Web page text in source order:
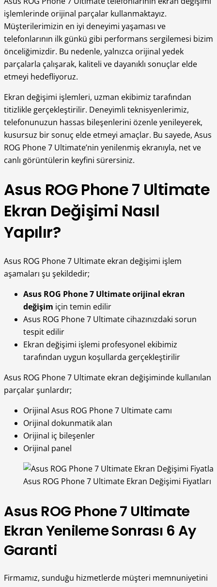
işlemlerinde orijinal parçalar kullanmaktayız.
Müşterilerimizin en iyi deneyimi yaşaması ve
telefonlarının ilk günkü gibi performans sergilemesi bizim
önceliğimizdir. Bu nedenle, yalnızca orijinal yedek
parçalarla çalışarak, kaliteli ve dayanıklı sonuçlar elde
etmeyi hedefliyoruz.
Ekran değişimi işlemleri, uzman ekibimiz tarafından
titizlikle gerçekleştirilir. Deneyimli teknisyenlerimiz,
telefonunuzun hassas bileşenlerini özenle yenileyerek,
kusursuz bir sonuç elde etmeyi amaçlar. Bu sayede, Asus
ROG Phone 7 Ultimate’nin yenilenmiş ekranıyla, net ve
canlı görüntülerin keyfini sürersiniz.
Asus ROG Phone 7 Ultimate
Ekran Değişimi Nasıl
Yapılır?
Asus ROG Phone 7 Ultimate ekran değişimi işlem
aşamaları şu şekildedir;
Asus ROG Phone 7 Ultimate orijinal ekran
değişim için temin edilir
Asus ROG Phone 7 Ultimate cihazınızdaki sorun
tespit edilir
Ekran değişimi işlemi profesyonel ekibimiz
tarafından uygun koşullarda gerçekleştirilir
Asus ROG Phone 7 Ultimate ekran değişiminde kullanılan
parçalar şunlardır;
Orijinal Asus ROG Phone 7 Ultimate camı
Orijinal dokunmatik alan
Orijinal iç bileşenler
Orijinal panel
Asus ROG Phone 7 Ultimate Ekran Değişimi Fiyatları
Asus ROG Phone 7 Ultimate
Ekran Yenileme Sonrası 6 Ay
Garanti
Firmamız, sunduğu hizmetlerde müşteri memnuniyetini